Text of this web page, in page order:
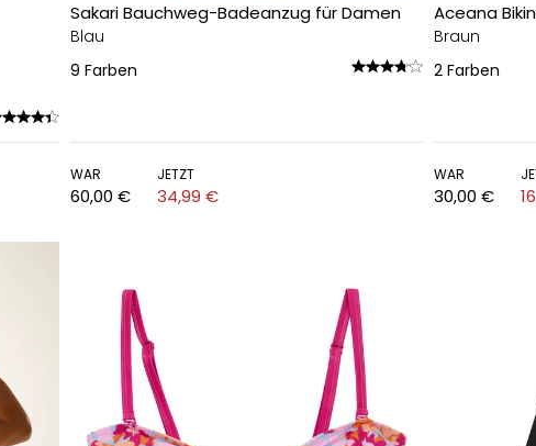
Sakari Bauchweg-Badeanzug für Damen
Blau
9 Farben
WAR
60,00 €
JETZT
34,99 €
Aceana
Braun
2 Farben
WAR
30,00 €